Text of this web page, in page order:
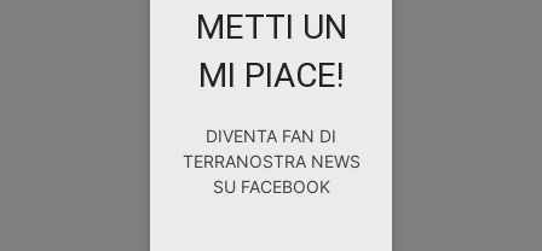
METTI UN
MI PIACE!
DIVENTA FAN DI
TERRANOSTRA NEWS
SU FACEBOOK